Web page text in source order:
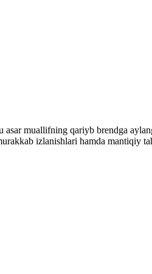
muallifning qariyb brendga
izlanishlari hamda mantiqiy